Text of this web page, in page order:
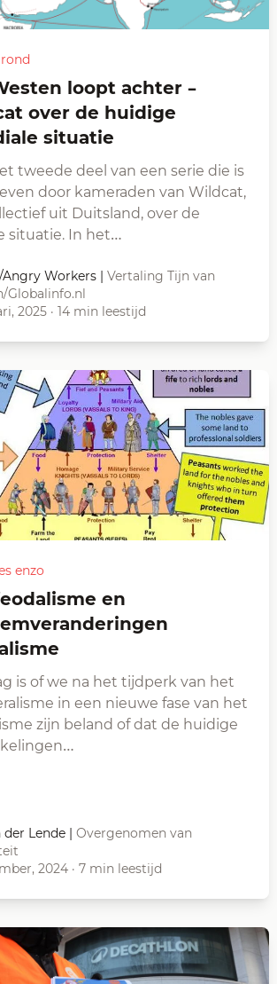
over de huidige
situatie
tweede deel van een serie die is
door kameraden van Wildcat,
uit Duitsland, over de
situatie. In het…
Workers | Vertaling Tijn van
Globalinfo.nl
2025 · 14 min leestijd
enzo
is of we na het tijdperk van het
in een nieuwe fase van het
zijn beland of dat de huidige
der Lende | Overgenomen van
2024 · 7 min leestijd